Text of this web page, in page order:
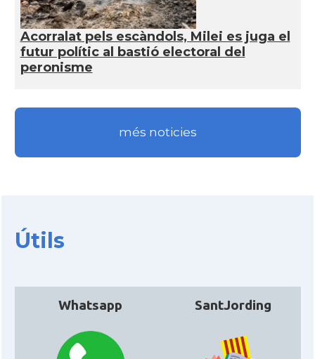
Acorralat pels escàndols, Milei es juga el
futur polític al bastió electoral del
peronisme
més noticies
Útils
Whatsapp SantJording